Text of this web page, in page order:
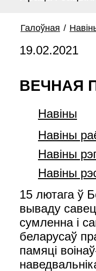
Галоўная /
19.02.2021
ВЕЧНАЯ
Навiны
Навiны
Навiны
Навiны
15 лютага ў
вываду
сумленна і
беларусаў
памяці